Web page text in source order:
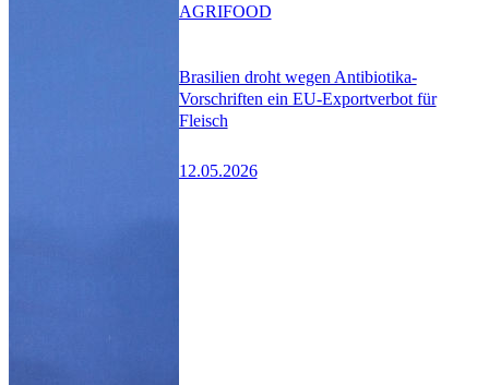
Brasilien droht wegen Antibiotika-
Vorschriften ein EU-Exportverbot für
Fleisch
12.05.2026
AGRIFOOD